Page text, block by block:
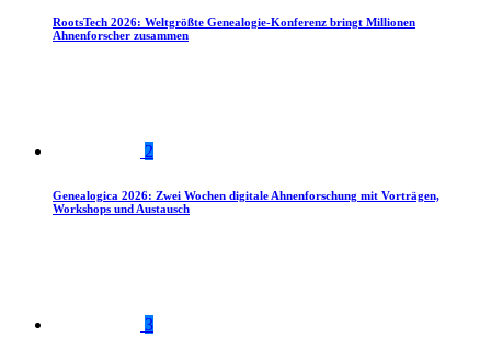
RootsTech 2026: Weltgrößte Genealogie-Konferenz bringt Millionen
Ahnenforscher zusammen
2
Genealogica 2026: Zwei Wochen digitale Ahnenforschung mit Vorträgen,
Workshops und Austausch
3